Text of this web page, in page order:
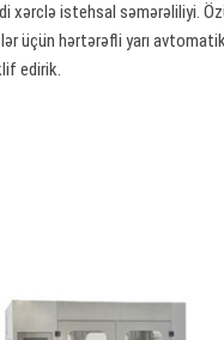
xərclə istehsal səmərəliliyi.
üçün hərtərəfli yarı
edirik.